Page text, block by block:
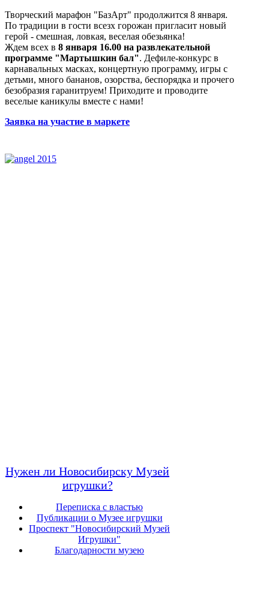
Творческий марафон "БазАрт" продолжится 8 января.
По традиции в гости всезх горожан пригласит новый
герой - смешная, ловкая, веселая обезьянка!
Ждем всех в 8 января 16.00 на развлекательной
программе "Мартышкин бал". Дефиле-конкурс в
карнавальных масках, концертную программу, игры с
детьми, много бананов, озорства, беспорядка и прочего
безобразия гаранитруем! Приходите и проводите
веселые каникулы вместе с нами!
Заявка на участие в маркете
Нужен ли Новосибирску Музей
игрушки?
Переписка с властью
Публикации о Музее игрушки
Проспект "Новосибирский Музей
Игрушки"
Благодарности музею